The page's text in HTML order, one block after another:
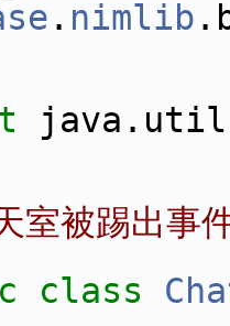
. nimlib
室被踢出事
class